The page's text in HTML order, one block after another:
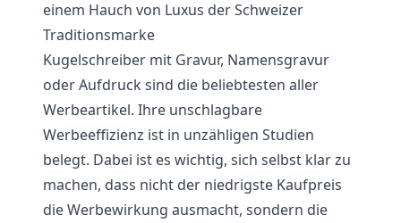
einem Hauch von Luxus der Schweizer
Traditionsmarke
Kugelschreiber mit Gravur, Namensgravur
oder Aufdruck sind die beliebtesten aller
Werbeartikel. Ihre unschlagbare
Werbeeffizienz ist in unzähligen Studien
belegt. Dabei ist es wichtig, sich selbst klar zu
machen, dass nicht der niedrigste Kaufpreis
die Werbewirkung ausmacht, sondern die